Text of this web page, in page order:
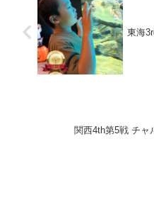
東海
関西4th第5戦 チャ